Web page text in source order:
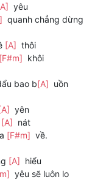
yêu
quanh chẳng dừng
[A] thôi
[F#m] khôi
bao b[A] uồn
yên
[A] nát
[F#m] về.
[A] hiểu
yêu sẽ luôn lo